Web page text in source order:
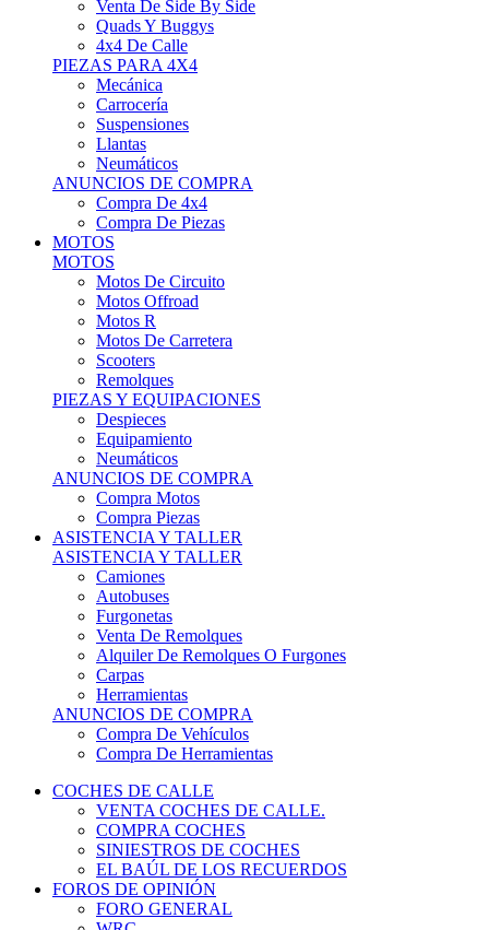
Motos R
Motos De Carretera
Scooters
Remolques
PIEZAS Y EQUIPACIONES
Despieces
Equipamiento
Neumáticos
ANUNCIOS DE COMPRA
Compra Motos
Compra Piezas
ASISTENCIA Y TALLER
ASISTENCIA Y TALLER
Camiones
Autobuses
Furgonetas
Venta De Remolques
Alquiler De Remolques O Furgones
Carpas
Herramientas
ANUNCIOS DE COMPRA
Compra De Vehículos
Compra De Herramientas
COCHES DE CALLE
VENTA COCHES DE CALLE.
COMPRA COCHES
SINIESTROS DE COCHES
EL BAÚL DE LOS RECUERDOS
FOROS DE OPINIÓN
FORO GENERAL
WRC
ERC
CERA
CERT - CERTT
CET / CER
FORO TÉCNICO
PRUEBAS DE VEHÍCULOS DE CALLE.
VIDEOS DE RALLY.
A CONTRATRAMO
TIENDA ONLINE
NUEVO ANUNCIO